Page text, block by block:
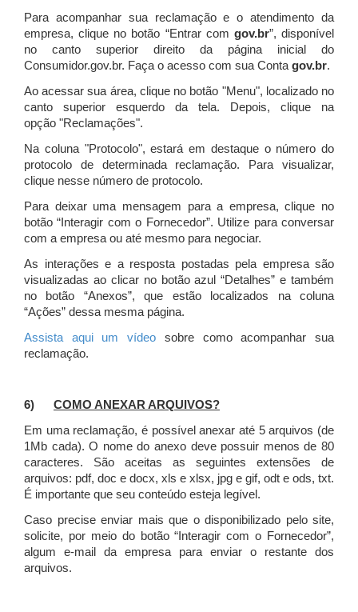
Para acompanhar sua reclamação e o atendimento da
empresa, clique no botão “Entrar com gov.br”, disponível
no canto superior direito da página inicial do
Consumidor.gov.br. Faça o acesso com sua Contagov.br.
Ao acessar sua área, clique no botão "Menu", localizado no
canto superior esquerdo da tela. Depois, clique na
opção "Reclamações".
Na coluna "Protocolo", estará em destaque o número do
protocolo de determinada reclamação. Para visualizar,
clique nesse número de protocolo.
Para deixar uma mensagem para a empresa, clique no
botão “Interagir com o Fornecedor”. Utilize para conversar
com a empresa ou até mesmo para negociar.
As interações e a resposta postadas pela empresa são
visualizadas ao clicar no botão azul “Detalhes” e também
no botão “Anexos”, que estão localizados na coluna
“Ações” dessa mesma página.
Assista aqui um vídeo sobre como acompanhar sua
reclamação.
6) COMO ANEXAR ARQUIVOS?
Em uma reclamação, é possível anexar até 5 arquivos (de
1Mb cada). O nome do anexo deve possuir menos de 80
caracteres. São aceitas as seguintes extensões de
arquivos: pdf, doc e docx, xls e xlsx, jpg e gif, odt e ods, txt.
É importante que seu conteúdo esteja legível.
Caso precise enviar mais que o disponibilizado pelo site,
solicite, por meio do botão “Interagir com o Fornecedor”,
algum e-mail da empresa para enviar o restante dos
arquivos.